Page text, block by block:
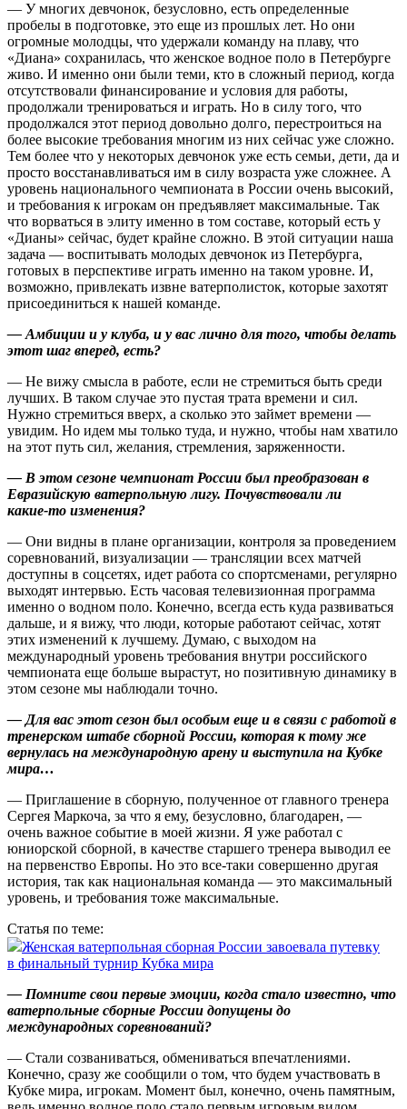
— У многих девчонок, безусловно, есть определенные
пробелы в подготовке, это еще из прошлых лет. Но они
огромные молодцы, что удержали команду на плаву, что
«Диана» сохранилась, что женское водное поло в Петербурге
живо. И именно они были теми, кто в сложный период, когда
отсутствовали финансирование и условия для работы,
продолжали тренироваться и играть. Но в силу того, что
продолжался этот период довольно долго, перестроиться на
более высокие требования многим из них сейчас уже сложно.
Тем более что у некоторых девчонок уже есть семьи, дети, да и
просто восстанавливаться им в силу возраста уже сложнее. А
уровень национального чемпионата в России очень высокий,
и требования к игрокам он предъявляет максимальные. Так
что ворваться в элиту именно в том составе, который есть у
«Дианы» сейчас, будет крайне сложно. В этой ситуации наша
задача — воспитывать молодых девчонок из Петербурга,
готовых в перспективе играть именно на таком уровне. И,
возможно, привлекать извне ватерполисток, которые захотят
присоединиться к нашей команде.
— Амбиции и у клуба, и у вас лично для того, чтобы делать
этот шаг вперед, есть?
— Не вижу смысла в работе, если не стремиться быть среди
лучших. В таком случае это ­пустая трата времени и сил.
Нужно стремиться вверх, а сколько это займет времени —
увидим. Но идем мы только туда, и нужно, чтобы нам хватило
на этот путь сил, желания, стремления, заряженности.
— В этом сезоне чемпионат России был преобразован в
Евразийскую ватерпольную лигу. Почувствовали ли
какие‑то изменения?
— Они видны в плане организации, контроля за проведением
соревнований, визуализации — трансляции всех матчей
доступны в соцсетях, идет работа со спорт­сменами, регулярно
выходят интервью. Есть часовая телевизионная программа
именно о водном поло. Конечно, всегда есть куда развиваться
дальше, и я вижу, что люди, которые работают сейчас, хотят
этих изменений к лучшему. Думаю, с выходом на
международный уровень требования внут­ри российского
чемпионата еще больше вырастут, но позитивную динамику в
этом сезоне мы ­наблюдали точно.
— Для вас этот сезон был особым еще и в связи с работой в
тренерском штабе сборной России, которая к тому же
вернулась на международную арену и выступила на Кубке
мира…
— Приглашение в сборную, полученное от главного тренера
Сергея Маркоча, за что я ему, безусловно, благодарен, —
очень важное событие в моей жизни. Я уже работал с
юниорской сборной, в качестве старшего тренера выводил ее
на первенство Европы. Но это все‑таки совершенно другая
история, так как национальная команда — это максимальный
уровень, и требования тоже максимальные.
Статья по теме:
Женская ватерпольная сборная России завоевала путевку
в финальный турнир Кубка мира
— Помните свои первые эмоции, когда стало известно, что
ватерпольные сборные России допущены до
международных соревнований?
— Стали созваниваться, обмениваться впечатлениями.
Конечно, сразу же сообщили о том, что будем участвовать в
Кубке мира, игрокам. Момент был, конечно, очень памятным,